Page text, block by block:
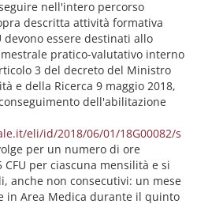
nell'intero percorso
descritta attività formativa
devono essere destinati allo
pratico-valutativo interno
3 del decreto del Ministro
e della Ricerca 9 maggio 2018,
dell'abilitazione
eli/id/2018/06/01/18G00082/s
per un numero di ore
per ciascuna mensilità e si
anche non consecutivi: un mese
in Area Medica durante il quinto